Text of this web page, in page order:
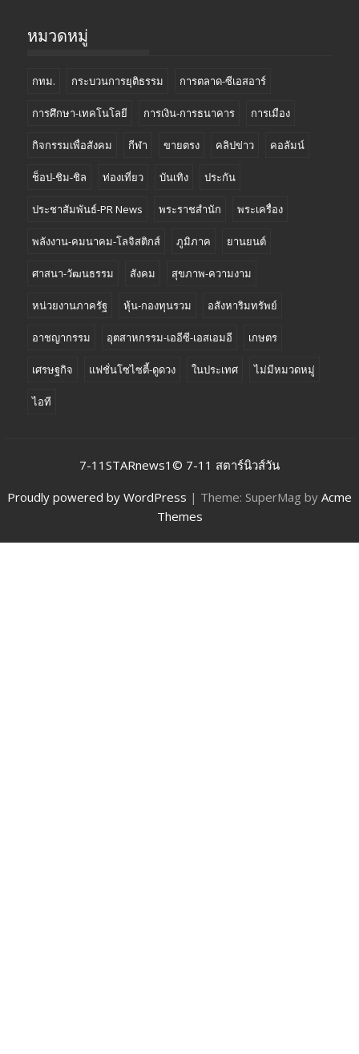
หมวดหมู่
กทม. กระบวนการยุติธรรม การตลาด-ซีเอสอาร์
การศึกษา-เทคโนโลยี การเงิน-การธนาคาร การเมือง
กิจกรรมเพื่อสังคม กีฬา ขายตรง คลิปข่าว คอลัมน์
ช็อป-ชิม-ชิล ท่องเที่ยว บันเทิง ประกัน
ประชาสัมพันธ์-PR News พระราชสำนัก พระเครื่อง
พลังงาน-คมนาคม-โลจิสติกส์ ภูมิภาค ยานยนต์
ศาสนา-วัฒนธรรม สังคม สุขภาพ-ความงาม
หน่วยงานภาครัฐ หุ้น-กองทุนรวม อสังหาริมทรัพย์
อาชญากรรม อุตสาหกรรม-เออีซี-เอสเอมอี เกษตร
เศรษฐกิจ แฟชั่นโซไซตี้-ดูดวง ในประเทศ ไม่มีหมวดหมู่
ไอที
7-11STARnews1© 7-11 สตาร์นิวส์วัน
Proudly powered by WordPress | Theme: SuperMag by Acme
Themes